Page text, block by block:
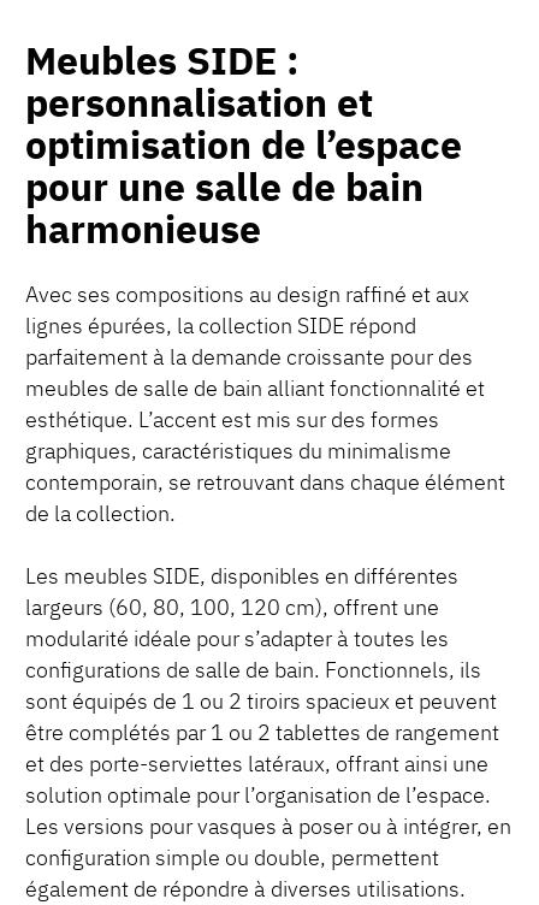
Meubles SIDE :
personnalisation et
optimisation de l’espace
pour une salle de bain
harmonieuse
Avec ses compositions au design raffiné et aux
lignes épurées, la collection SIDE répond
parfaitement à la demande croissante pour des
meubles de salle de bain alliant fonctionnalité et
esthétique. L’accent est mis sur des formes
graphiques, caractéristiques du minimalisme
contemporain, se retrouvant dans chaque élément
de la collection.
Les meubles SIDE, disponibles en différentes
largeurs (60, 80, 100, 120 cm), offrent une
modularité idéale pour s’adapter à toutes les
configurations de salle de bain. Fonctionnels, ils
sont équipés de 1 ou 2 tiroirs spacieux et peuvent
être complétés par 1 ou 2 tablettes de rangement
et des porte-serviettes latéraux, offrant ainsi une
solution optimale pour l’organisation de l’espace.
Les versions pour vasques à poser ou à intégrer, en
configuration simple ou double, permettent
également de répondre à diverses utilisations.